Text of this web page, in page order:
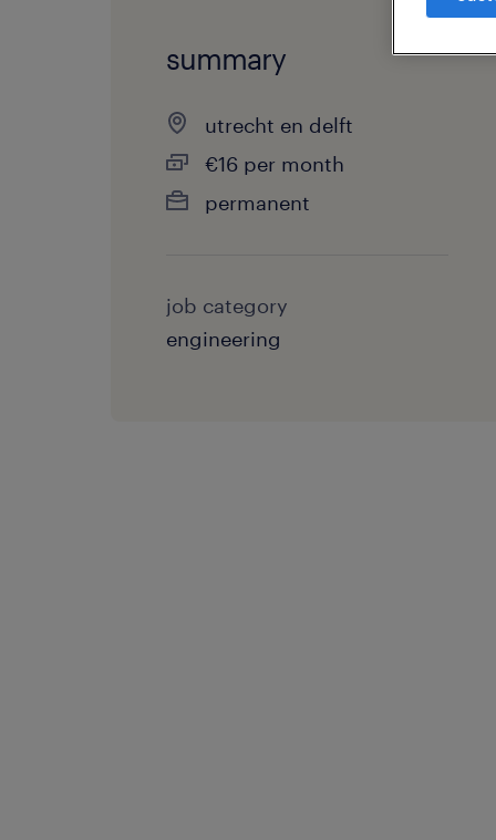
summary
utrecht en delft
€16 per month
permanent
job category
engineering